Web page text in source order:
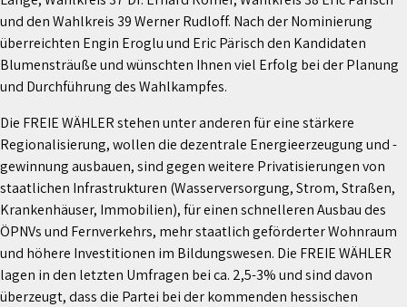
und den Wahlkreis 39 Werner Rudloff. Nach der Nominierung
überreichten Engin Eroglu und Eric Pärisch den Kandidaten
Blumensträuße und wünschten Ihnen viel Erfolg bei der Planung
und Durchführung des Wahlkampfes.
Die FREIE WÄHLER stehen unter anderen für eine stärkere
Regionalisierung, wollen die dezentrale Energieerzeugung und -
gewinnung ausbauen, sind gegen weitere Privatisierungen von
staatlichen Infrastrukturen (Wasserversorgung, Strom, Straßen,
Krankenhäuser, Immobilien), für einen schnelleren Ausbau des
ÖPNVs und Fernverkehrs, mehr staatlich geförderter Wohnraum
und höhere Investitionen im Bildungswesen. Die FREIE WÄHLER
lagen in den letzten Umfragen bei ca. 2,5-3% und sind davon
überzeugt, dass die Partei bei der kommenden hessischen